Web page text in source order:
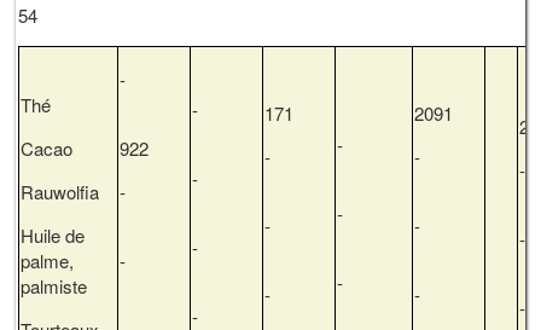
54
Thé
Cacao
Rauwolfia
Huile de
palme,
palmiste
-
922
-
-
-
-
-
-
171
-
-
-
-
-
-
2091
-
-
-